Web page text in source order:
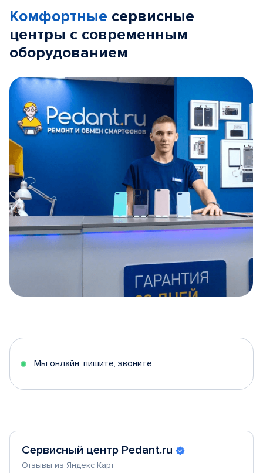
Комфортные сервисные
центры с современным
оборудованием
5
Мы онлайн, пишите, звоните
Сервисный центр Pedant.ru
Отзывы из Яндекс Карт